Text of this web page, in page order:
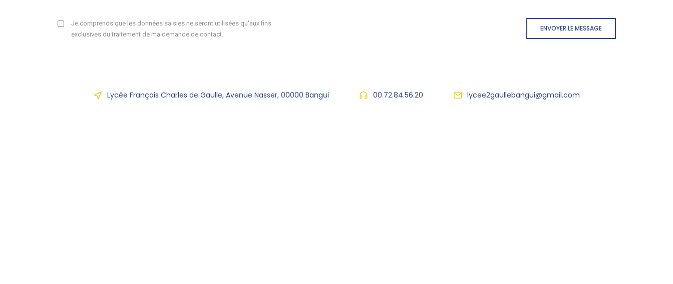
Je comprends que les données saisies ne seront utilisées qu'aux fins
exclusives du traitement de ma demande de contact.
ENVOYER LE MESSAGE
Lycée Français Charles de Gaulle, Avenue Nasser, 00000 Bangui 00.72.84.56.20 lycee2gaullebangui@gmail.com